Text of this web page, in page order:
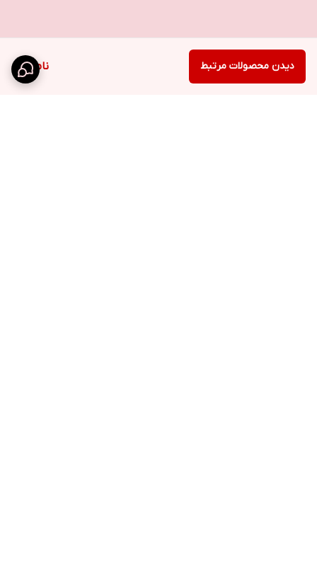
ناموجود دیدن محصولات مرتبط